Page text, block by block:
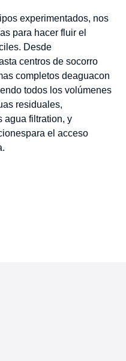
experimentados, nos
para hacer fluir el
. Desde
centros de socorro
completos deaguacon
todos los volúmenes
residuales,
agua filtration, y
para el acceso